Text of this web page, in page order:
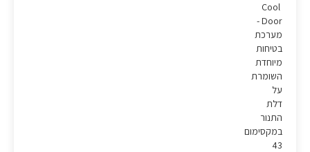
Cool
Door -
מערכת
בטיחות
מיוחדת
השומרת
על
דלת
התנור
במקסימום
43